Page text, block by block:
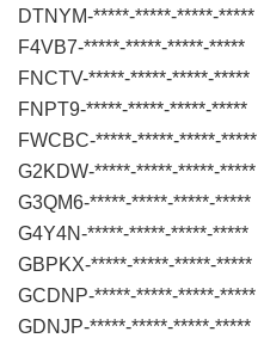
DTNYM-*****-*****-*****-*****
F4VB7-*****-*****-*****-*****
FNCTV-*****-*****-*****-*****
FNPT9-*****-*****-*****-*****
FWCBC-*****-*****-*****-*****
G2KDW-*****-*****-*****-*****
G3QM6-*****-*****-*****-*****
G4Y4N-*****-*****-*****-*****
GBPKX-*****-*****-*****-*****
GCDNP-*****-*****-*****-*****
GDNJP-*****-*****-*****-*****